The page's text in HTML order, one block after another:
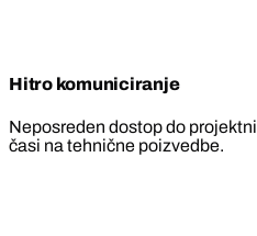
Hitro komuniciranje
Neposreden dostop do
časi na tehnične poizvedbe.